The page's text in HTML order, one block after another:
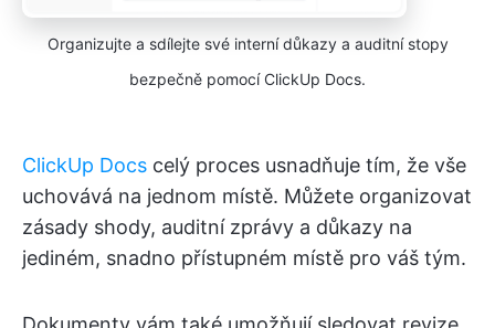
Organizujte a sdílejte své interní důkazy a auditní stopy
bezpečně pomocí ClickUp Docs.
ClickUp Docs celý proces usnadňuje tím, že vše
uchovává na jednom místě. Můžete organizovat
zásady shody, auditní zprávy a důkazy na
jediném, snadno přístupném místě pro váš tým.